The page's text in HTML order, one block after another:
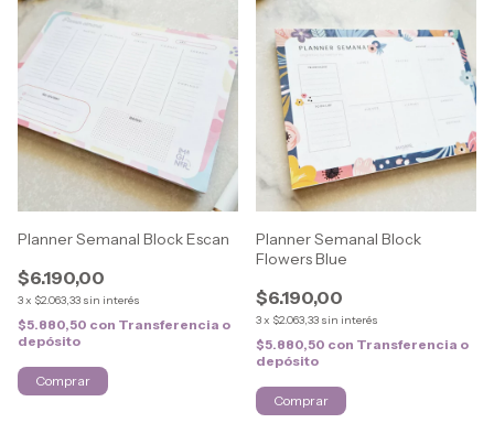
Planner Semanal Block Escan
$6.190,00
3x $2.063,33 sin interés
$5.880,50 con Transferencia o
depósito
Planner Semanal Block
Flowers Blue
$6.190,00
3x $2.063,33 sin interés
$5.880,50 con Transferencia o
depósito